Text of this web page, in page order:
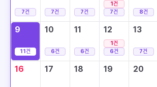
7건 7건 7건
1건
7건 8건
9
11건
10
6건
11
6건
12
1건
6건
13
7건
16 17 18 19 20